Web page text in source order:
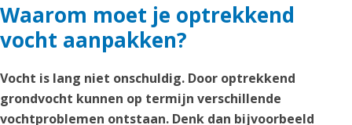
Waarom moet je optrekkend
vocht aanpakken?
Vocht is lang niet onschuldig. Door optrekkend
grondvocht kunnen op termijn verschillende
vochtproblemen ontstaan. Denk dan bijvoorbeeld